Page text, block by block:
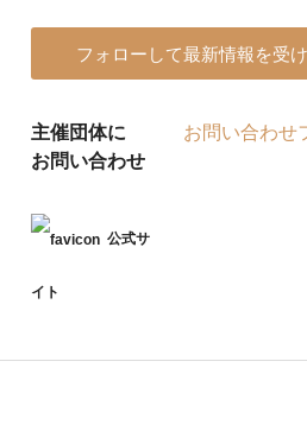
フォローして最新情報を受
主催団体に
お問い合わせ
お問い合わせ
公式サ
イト